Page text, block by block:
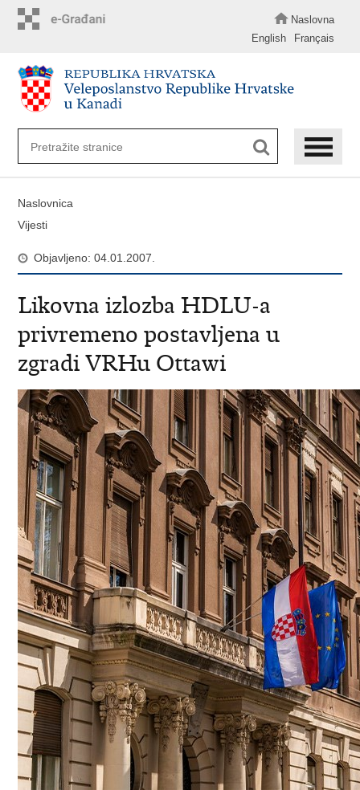
Naslovna
English
Français
Naslovnica
Vijesti
Objavljeno: 04.01.2007.
Likovna izlozba HDLU-a
privremeno postavljena u
zgradi VRHu Ottawi